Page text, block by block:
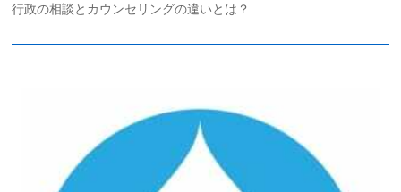
行政の相談とカウンセリングの違いとは？